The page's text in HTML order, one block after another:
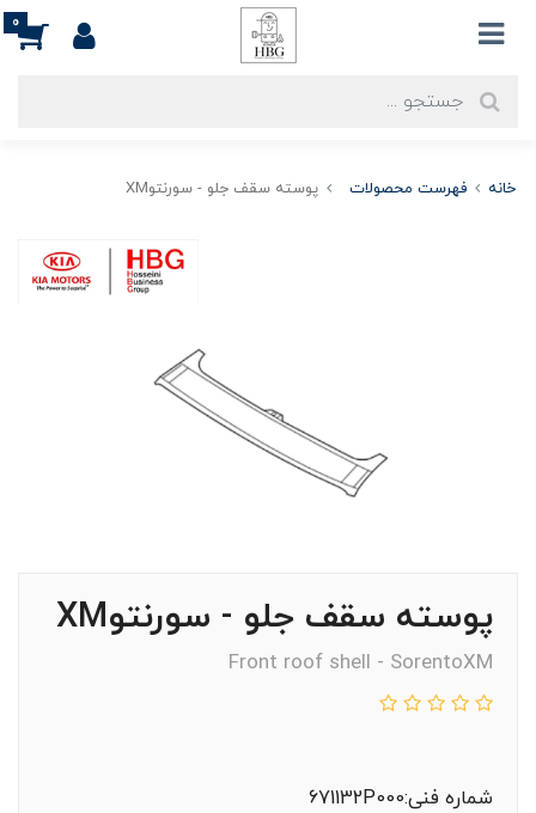
0
خانه فهرست محصولات پوسته سقف جلو - سورنتوXM
پوسته سقف جلو - سورنتوXM
Front roof shell - SorentoXM
شماره فنی:671132P000